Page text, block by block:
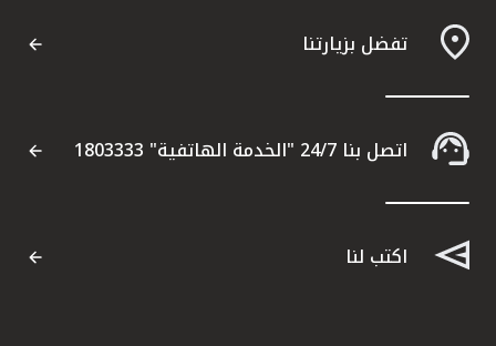
تفضل بزيارتنا
اتصل بنا 24/7 "الخدمة الهاتفية" 1803333
اكتب لنا